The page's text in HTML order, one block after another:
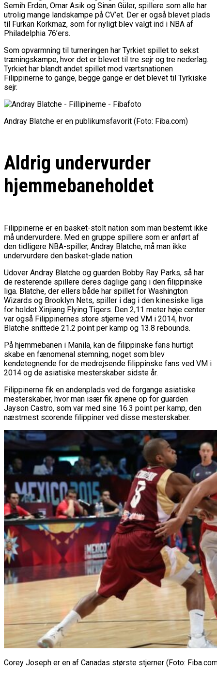
Semih Erden, Omar Asik og Sinan Güler, spillere som alle har
utrolig mange landskampe på CV’et. Der er også blevet plads
til Furkan Korkmaz, som for nyligt blev valgt ind i NBA af
Philadelphia 76’ers.
Som opvarmning til turneringen har Tyrkiet spillet to sekst
træningskampe, hvor det er blevet til tre sejr og tre nederlag.
Tyrkiet har blandt andet spillet mod værtsnationen
Filippinerne to gange, begge gange er det blevet til Tyrkiske
sejr.
Andray Blatche er en publikumsfavorit (Foto: Fiba.com)
Aldrig undervurder
hjemmebaneholdet
Filippinerne er en basket-stolt nation som man bestemt ikke
må undervurdere. Med en gruppe spillere som er anført af
den tidligere NBA-spiller, Andray Blatche, må man ikke
undervurdere den basket-glade nation.
Udover Andray Blatche og guarden Bobby Ray Parks, så har
de resterende spillere deres daglige gang i den filippinske
liga. Blatche, der ellers både har spillet for Washington
Wizards og Brooklyn Nets, spiller i dag i den kinesiske liga
for holdet Xinjiang Flying Tigers. Den 2,11 meter høje center
var også Filippinernes store stjerne ved VM i 2014, hvor
Blatche snittede 21.2 point per kamp og 13.8 rebounds.
På hjemmebanen i Manila, kan de filippinske fans hurtigt
skabe en fænomenal stemning, noget som blev
kendetegnende for de medrejsende filippinske fans ved VM i
2014 og de asiatiske mesterskaber sidste år.
Filippinerne fik en andenplads ved de forgange asiatiske
mesterskaber, hvor man især fik øjnene op for guarden
Jayson Castro, som var med sine 16.3 point per kamp, den
næstmest scorende filippiner ved disse mesterskaber.
Corey Joseph er en af Canadas største stjerner (Foto: